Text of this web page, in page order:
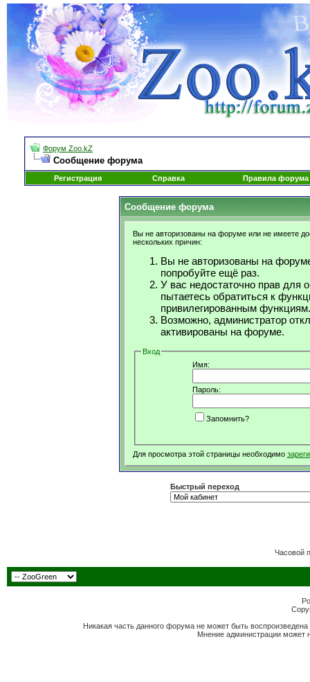
Форум Zoo.kZ
Сообщение форума
Регистрация Справка Правила форума
Сообщение форума
Вы не авторизованы на форуме или не имеете
нескольких причин:
Вы не авторизованы на
попробуйте ещё раз.
У вас недостаточно прав для
пытаетесь обратиться к
привилегированным функциям.
Возможно, администратор
активированы на форуме.
Вход
Имя:
Пароль:
Запомнить?
Для просмотра этой страницы необходимо
Быстрый переход
Часовой
Никакая часть данного форума не может быть
Мнение администрации может